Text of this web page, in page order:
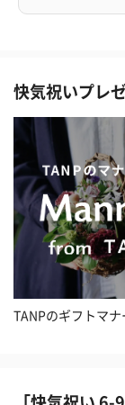
快気祝いプレ
TANPのギフトマ